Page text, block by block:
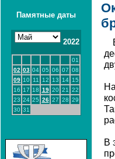
Памятные даты
2022
01
02 03 04 05 06 07 08
09 10 11 12 13 14 15
16 17 18 19 20 21
22
23 24 25 26 27 28 29
30 31
В